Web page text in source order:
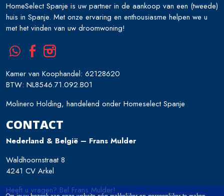
HomeSelect Spanje is uw partner in de aankoop van een (tweede)
huis in Spanje. Met onze ervaring en enthousiasme helpen we u
met het vinden van uw droomwoning!
Kamer van Koophandel: 62128620
BTW: NL8546.71.092.B01
Molinero Holding, handelend onder Homeselect Spanje
CONTACT
Nederland & België – Frans Mulder
Waldhoornstraat 8
4241 CV Arkel
Heeft u vragen? Bel Frans Mulder!